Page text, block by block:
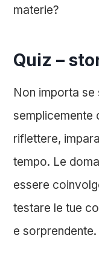
materie?
Quiz –
Non importa se
semplicemente
riflettere,
tempo. Le
essere
testare le tue
e sorprendente.